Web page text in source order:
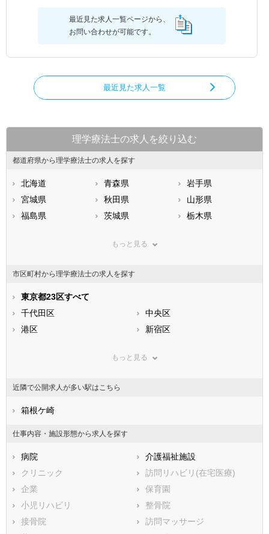
最近見た求人一覧ページから、
お問い合わせが可能です。
最近見た求人一覧
理学療法士の求人を絞り込む
都道府県から理学療法士の求人を探す
北海道 青森県
岩手県
宮城県
秋田県
山形県
福島県
茨城県
栃木県
神奈川県
石川県
福井県
静岡県
滋賀県
兵庫県
山口県
福岡県
佐賀県
熊本県
もっと見る
市区町村から理学療法士の求人を探す
東京都23区すべて
千代田区
中央区
港区
新宿区
江東区
大田区
渋谷区
板橋区
練馬区
足立区
葛飾区
江戸川区
市部
八王子市
立川市
もっと見る
近隣で公開求人が多い駅はこちら
箱根ケ崎
仕事内容・施設形態から求人を探す
病院
介護福祉施設
クリニック
訪問リハビリ(在宅医療)
企業
保育園
小児リハビリ
整骨院
接骨院
訪問マッサージ